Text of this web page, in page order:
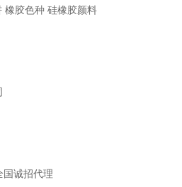
橡胶色种 硅橡胶颜料
国诚招代理